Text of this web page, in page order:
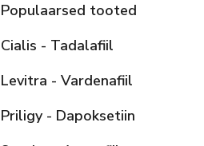
Populaarsed tooted
Cialis - Tadalafiil
Levitra - Vardenafiil
Priligy - Dapoksetiin